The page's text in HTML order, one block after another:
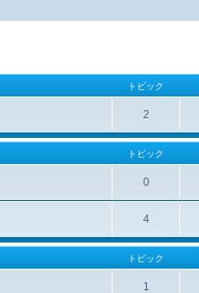
トピック
2
トピック
0
4
トピック
1